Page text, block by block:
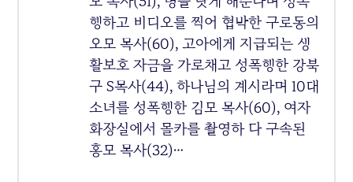
행하고 비디오를 찍어 협박한 구로동의
오모 목사(60), 고아에게 지급되는 생
활보호 자금을 가로채고 성폭행한 강북
구 S목사(44), 하나님의 계시라며 10대
소녀를 성폭행한 김모 목사(60), 여자
화장실에서 몰카를 촬영하 다 구속된
홍모 목사(32)…